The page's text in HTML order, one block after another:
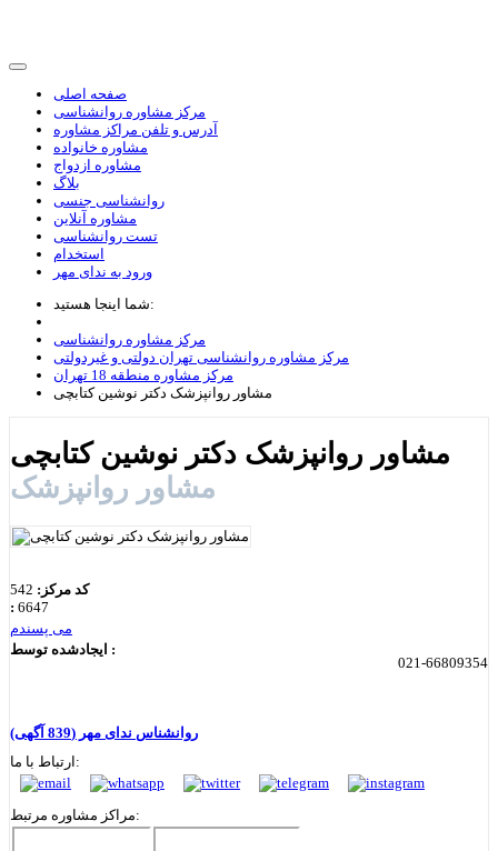
صفحه اصلی
مرکز مشاوره روانشناسی
آدرس و تلفن مراکز مشاوره
مشاوره خانواده
مشاوره ازدواج
بلاگ
روانشناسی جنسی
مشاوره آنلاین
تست روانشناسی
استخدام
ورود به ندای مهر
شما اینجا هستید:
مرکز مشاوره روانشناسی
مرکز مشاوره روانشناسی تهران دولتی و غیردولتی
مرکز مشاوره منطقه 18 تهران
مشاور روانپزشک دکتر نوشین کتابچی
مشاور روانپزشک دکتر نوشین کتابچی
مشاور روانپزشک
کد مرکز: 542
: 6647
می پسندم
021-66809354
ایجادشده توسط :
روانشناس ندای مهر (839 آگهی)
ارتباط با ما:
مراکز مشاوره مرتبط: